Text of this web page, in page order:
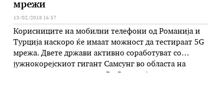
мрежи
13/02/2018 16:57
Корисниците на мобилни телефони од Романија и
Турција наскоро ќе имаат можност да тестираат 5G
мрежа. Двете држави активно соработуват со
јужнокорејскиот гигант Самсунг во областа на